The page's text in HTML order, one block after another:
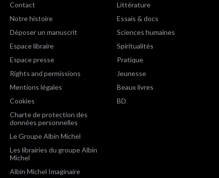
Contact
Notre histoire
Déposer un manuscrit
Espace libraire
Espace presse
Rights and permissions
Mentions légales
Cookies
Charte de protection des
données personnelles
Le Groupe Albin Michel
Les librairies du groupe Albin
Michel
Albin Michel Imaginaire
Littérature
Essais & docs
Sciences humaines
Spiritualités
Pratique
Jeunesse
Beaux livres
BD